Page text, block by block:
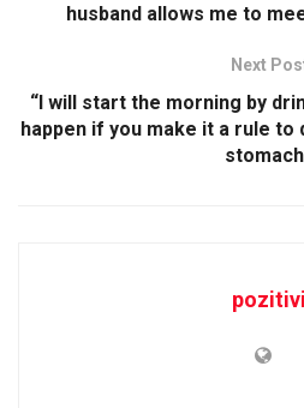
husband allows me to
Next
“I will start the morning by
happen if you make it a rule to
pozitivi